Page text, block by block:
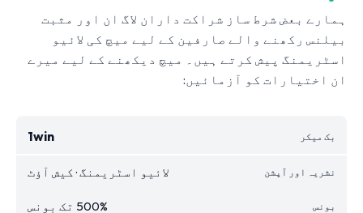
ہمارے بعض شرط ساز شراکت داران لاگ ان اور مثبت
بیلنس رکھنے والے صارفین کے لیے میچ کی لائیو
اسٹریمنگ پیش کرتے ہیں۔ میچ دیکھنے کے لیے میرے
ان اختیارات کو آزمائیں:
1win
لائیو اسٹریمنگ · کیش آؤٹ
500% تک بونس